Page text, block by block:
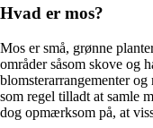
Hvad er mos?
Mos er små, grønne
områder såsom skove og
blomsterarrangementer
som regel tilladt at samle
dog opmærksom på, at